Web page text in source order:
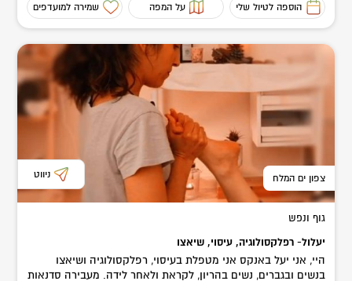
הוספה לטיול שלי על המפה שמירה למועדפים
צפון ים המלח ניווט
גוף ונפש
יעלול- רפלקסולוגיה, עיסוי, שיאצו
היי, אני יעל באנקס אני מטפלת בעיסוי, רפלקסולוגיה ושיאצו
בנשים ובגברים, נשים בהריון, לקראת ולאחר לידה. מעבירה סדנאות